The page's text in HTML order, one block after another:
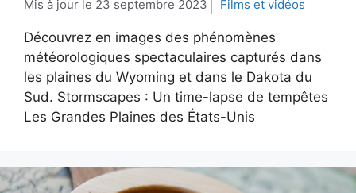
23 septembre 2023 Films et vidéos
Découvrez en images des phénomènes
météorologiques spectaculaires capturés dans
les plaines du Wyoming et dans le Dakota du
Sud. Stormscapes : Un time-lapse de tempêtes
Les Grandes Plaines des États-Unis